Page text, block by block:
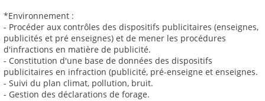
*Environnement :
- Procéder aux contrôles des dispositifs publicitaires (enseignes,
publicités et pré enseignes) et de mener les procédures
d'infractions en matière de publicité.
- Constitution d'une base de données des dispositifs
publicitaires en infraction (publicité, pré-enseigne et enseignes.
- Suivi du plan climat, pollution, bruit.
- Gestion des déclarations de forage.